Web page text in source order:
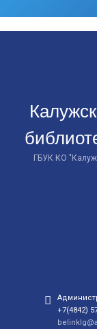
ГБУК КО
+7(4842)